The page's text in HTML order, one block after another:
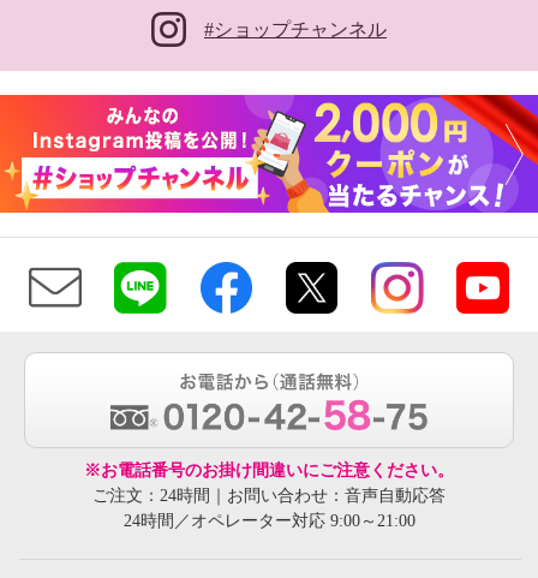
卑弥呼 驚きのフィット感 シープ
ストレッチレザー すっと履ける
卑弥呼 驚きのフィット感 シープ
ストレッチレザー すっと履ける
#ショップチャンネル
※お電話番号のお掛け間違いにご注意ください。
ご注文：24時間｜お問い合わせ：音声自動応答
24時間／オペレーター対応 9:00～21:00